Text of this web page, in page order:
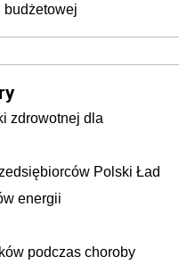
budżetowej
zdrowotnej dla
Polski Ład
energii
podczas choroby